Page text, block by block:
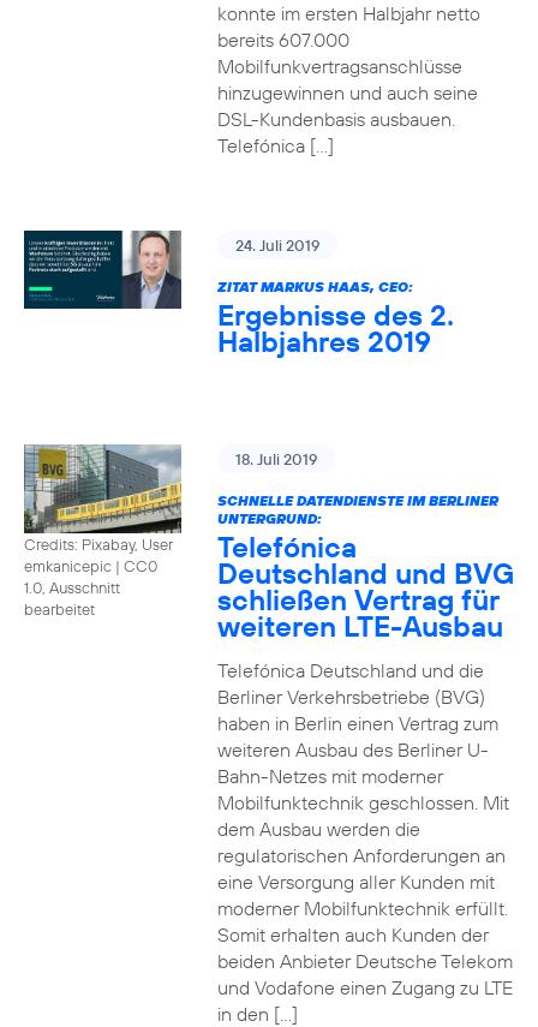
konnte im ersten Halbjahr netto
bereits 607.000
Mobilfunkvertragsanschlüsse
hinzugewinnen und auch seine
DSL-Kundenbasis ausbauen.
Telefónica […]
24. Juli 2019
ZITAT MARKUS HAAS, CEO:
Ergebnisse des 2.
Halbjahres 2019
Credits: Pixabay, User
emkanicepic | CC0
1.0, Ausschnitt
bearbeitet
18. Juli 2019
SCHNELLE DATENDIENSTE IM BERLINER
UNTERGRUND:
Telefónica
Deutschland und BVG
schließen Vertrag für
weiteren LTE-Ausbau
Telefónica Deutschland und die
Berliner Verkehrsbetriebe (BVG)
haben in Berlin einen Vertrag zum
weiteren Ausbau des Berliner U-
Bahn-Netzes mit moderner
Mobilfunktechnik geschlossen. Mit
dem Ausbau werden die
regulatorischen Anforderungen an
eine Versorgung aller Kunden mit
moderner Mobilfunktechnik erfüllt.
Somit erhalten auch Kunden der
beiden Anbieter Deutsche Telekom
und Vodafone einen Zugang zu LTE
in den […]